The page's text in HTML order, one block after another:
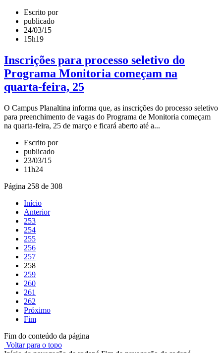
Escrito por
publicado
24/03/15
15h19
Inscrições para processo seletivo do
Programa Monitoria começam na
quarta-feira, 25
O Campus Planaltina informa que, as inscrições do processo seletivo
para preenchimento de vagas do Programa de Monitoria começam
na quarta-feira, 25 de março e ficará aberto até a...
Escrito por
publicado
23/03/15
11h24
Página 258 de 308
Início
Anterior
253
254
255
256
257
258
259
260
261
262
Próximo
Fim
Fim do conteúdo da página
Voltar para o topo